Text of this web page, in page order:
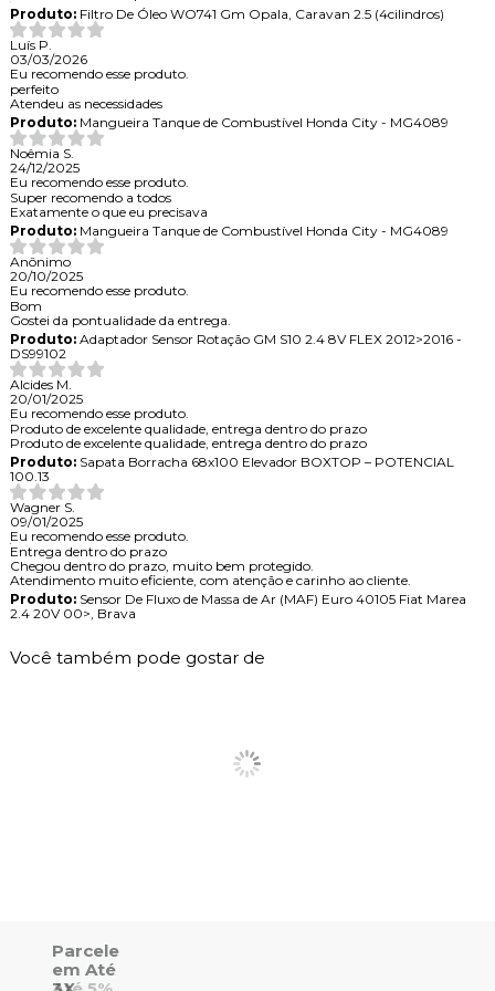
Produto:Filtro De Óleo WO741 Gm Opala, Caravan 2.5 (4cilindros)
Luís P.
03/03/2026
Eu recomendo esse produto.
perfeito
Atendeu as necessidades
Produto:Mangueira Tanque de Combustível Honda City - MG4089
Noêmia S.
24/12/2025
Eu recomendo esse produto.
Super recomendo a todos
Exatamente o que eu precisava
Produto:Mangueira Tanque de Combustível Honda City - MG4089
Anônimo
20/10/2025
Eu recomendo esse produto.
Bom
Gostei da pontualidade da entrega.
Produto:Adaptador Sensor Rotação GM S10 2.4 8V FLEX 2012>2016 -
DS99102
Alcides M.
20/01/2025
Eu recomendo esse produto.
Produto de excelente qualidade, entrega dentro do prazo
Produto de excelente qualidade, entrega dentro do prazo
Produto:Sapata Borracha 68x100 Elevador BOXTOP – POTENCIAL
100.13
Wagner S.
09/01/2025
Eu recomendo esse produto.
Entrega dentro do prazo
Chegou dentro do prazo, muito bem protegido.
Atendimento muito eficiente, com atenção e carinho ao cliente.
Produto:Sensor De Fluxo de Massa de Ar (MAF) Euro 40105 Fiat Marea
2.4 20V 00>, Brava
Você também pode gostar de
Parcele
em Até